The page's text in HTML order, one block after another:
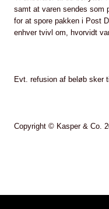
samt at varen sendes som
for at spore pakken i Post
enhver tvivl om, hvorvidt
Evt. refusion af beløb sker
Copyright © Kasper & Co.